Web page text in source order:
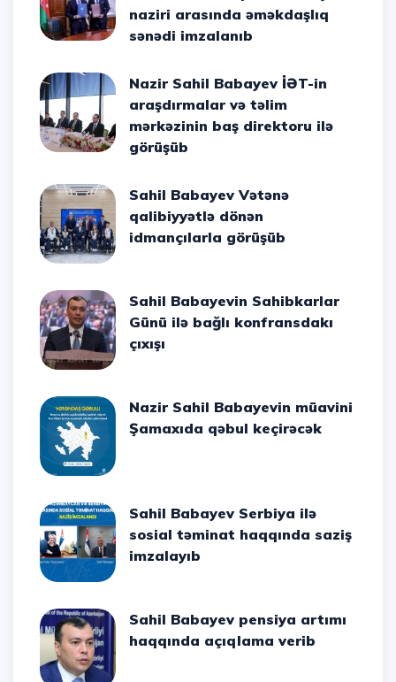
naziri arasında əməkdaşlıq
sənədi imzalanıb
Nazir Sahil Babayev İƏT-in
araşdırmalar və təlim
mərkəzinin baş direktoru ilə
görüşüb
Sahil Babayev Vətənə
qalibiyyətlə dönən
idmançılarla görüşüb
Sahil Babayevin Sahibkarlar
Günü ilə bağlı konfransdakı
çıxışı
Nazir Sahil Babayevin müavini
Şamaxıda qəbul keçirəcək
Sahil Babayev Serbiya ilə
sosial təminat haqqında saziş
imzalayıb
Sahil Babayev pensiya artımı
haqqında açıqlama verib